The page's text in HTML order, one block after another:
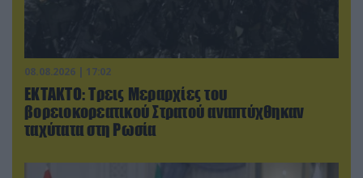
08.08.2026 | 17:02
ΕΚΤΑΚΤΟ: Τρεις Μεραρχίες του
βορειοκορεατικού Στρατού αναπτύχθηκαν
ταχύτατα στη Ρωσία